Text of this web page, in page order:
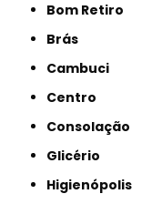
Bom Retiro
Brás
Cambuci
Centro
Consolação
Glicério
Higienópolis